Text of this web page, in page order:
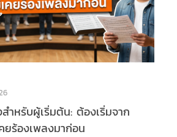
ำหรับผู้เริ่มต้น: ต้องเริ่มจาก
ยร้องเพลงมาก่อน